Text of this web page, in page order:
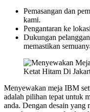
Pemasangan dan
kami.
Pengantaran ke
Dukungan
memastikan
Menyewakan meja IBM
adalah pilihan tepat untuk
anda. Dengan desain yang